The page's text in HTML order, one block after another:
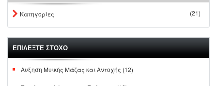
Κατηγορίες (21)
ΕΠΙΛΕΞΤΕ ΣΤΟΧΟ
Αυξηση Μυικής Μάζας και Αντοχής (12)